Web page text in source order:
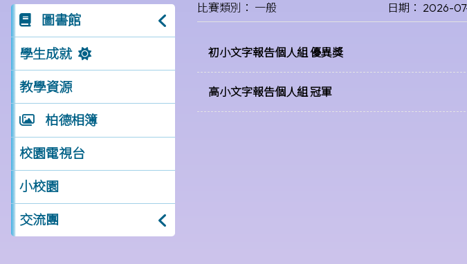
圖書館
學生成就
教學資源
柏德相簿
校園電視台
小校園
交流團
比賽類別： 一般 日期： 2026-
初小文字報告個人組 優異獎
高小文字報告個人組 冠軍